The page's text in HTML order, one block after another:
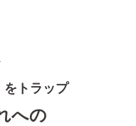
をトラップ
への